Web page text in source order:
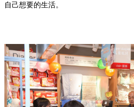
自己想要的生活。